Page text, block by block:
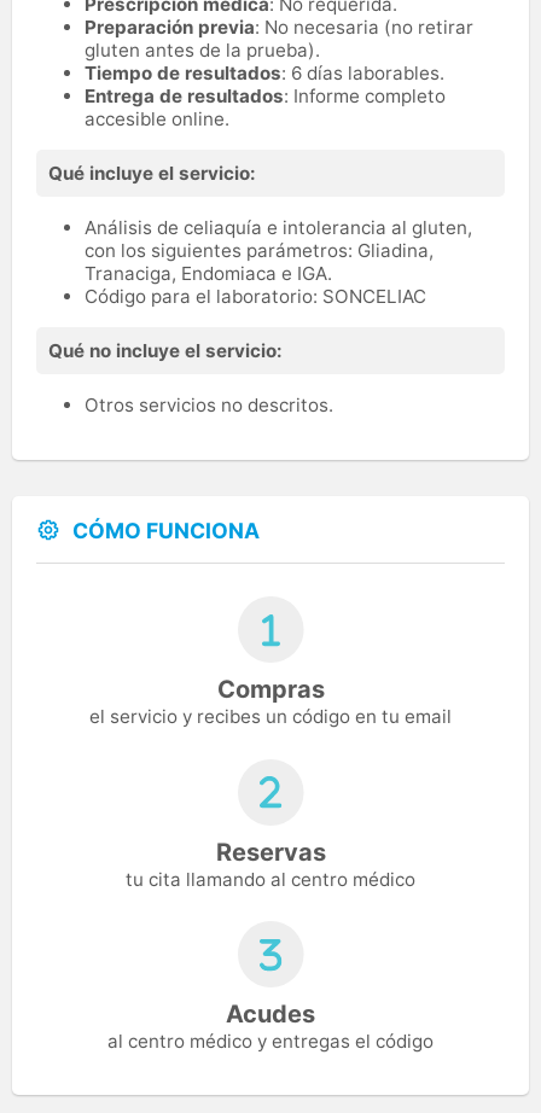
Preparación previa: No necesaria (no retirar
gluten antes de la prueba).
Tiempo de resultados: 6 días laborables.
Entrega de resultados: Informe completo
accesible online.
Qué incluye el servicio:
Análisis de celiaquía e intolerancia al gluten,
con los siguientes parámetros: Gliadina,
Tranaciga, Endomiaca e IGA.
Código para el laboratorio: SONCELIAC
Qué no incluye el servicio:
Otros servicios no descritos.
CÓMO FUNCIONA
Compras
el servicio y recibes un código en tu email
Reservas
tu cita llamando al centro médico
Acudes
al centro médico y entregas el código